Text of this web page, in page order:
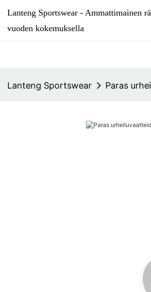
Lanteng Sportswear - Ammattimainen
vuoden kokemuksella
Lanteng Sportswear Paras